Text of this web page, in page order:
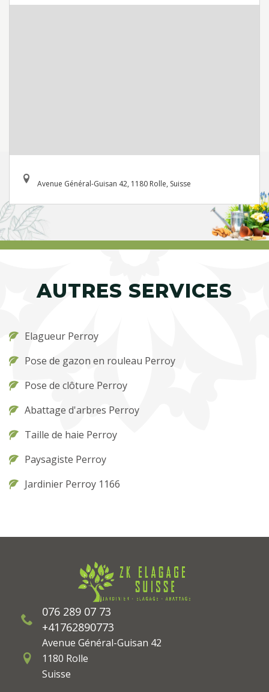
Avenue Général-Guisan 42, 1180 Rolle, Suisse
AUTRES SERVICES
Elagueur Perroy
Pose de gazon en rouleau Perroy
Pose de clôture Perroy
Abattage d'arbres Perroy
Taille de haie Perroy
Paysagiste Perroy
Jardinier Perroy 1166
076 289 07 73
+41762890773
Avenue Général-Guisan 42
1180 Rolle
Suisse